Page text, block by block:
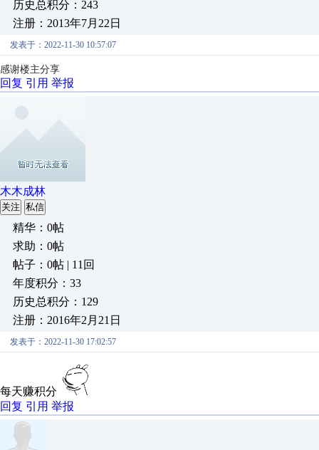
历史总积分：243
注册：2013年7月22日
发表于：2022-11-30 10:57:07
感谢楼主分享
回复 引用 举报
木木成林
关注 私信
精华：0帖
求助：0帖
帖子：0帖 | 11回
年度积分：33
历史总积分：129
注册：2016年2月21日
发表于：2022-11-30 17:02:57
每天赚积分
回复 引用 举报